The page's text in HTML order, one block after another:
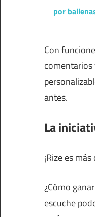
por
Con
comentarios
antes.
La
¡Rize es
¿Cómo
escuche